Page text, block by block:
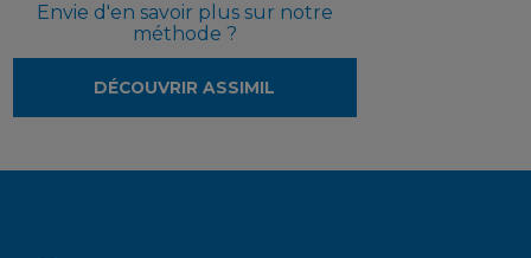
Envie d'en savoir plus sur notre
méthode ?
DÉCOUVRIR ASSIMIL